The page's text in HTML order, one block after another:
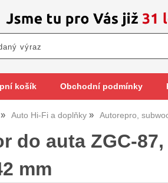
košík Obchodní podmínky
Auto Hi-Fi a doplňky Autorepro,
do auta ZGC-
mm